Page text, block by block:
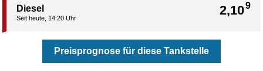
2,109
Diesel
Seit heute, 14:20 Uhr
Preisprognose für diese Tankstelle